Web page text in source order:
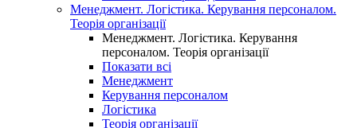
Менеджмент. Логістика. Керування персоналом.
Теорія організації
Менеджмент. Логістика. Керування
персоналом. Теорія організації
Показати всі
Менеджмент
Керування персоналом
Логістика
Теорія організації